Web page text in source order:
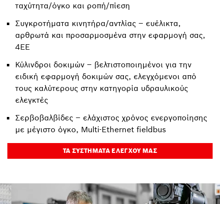
ταχύτητα/όγκο και ροπή/πίεση
Συγκροτήματα κινητήρα/αντλίας – ευέλικτα,
αρθρωτά και προσαρμοσμένα στην εφαρμογή σας,
4EE
Κύλινδροι δοκιμών – βελτιστοποιημένοι για την
ειδική εφαρμογή δοκιμών σας, ελεγχόμενοι από
τους καλύτερους στην κατηγορία υδραυλικούς
ελεγκτές
Σερβοβαλβίδες – ελάχιστος χρόνος ενεργοποίησης
με μέγιστο όγκο, Multi-Ethernet fieldbus
ΤΑ ΣΥΣΤΉΜΑΤΑ ΕΛΈΓΧΟΥ ΜΑΣ